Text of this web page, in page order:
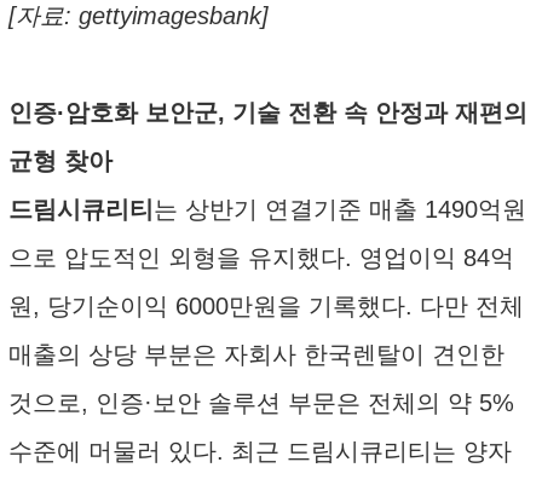
[자료: gettyimagesbank]
인증·암호화 보안군, 기술 전환 속 안정과 재편의
균형 찾아
드림시큐리티 는 상반기 연결기준 매출 1490억원
으로 압도적인 외형을 유지했다. 영업이익 84억
원, 당기순이익 6000만원을 기록했다. 다만 전체
매출의 상당 부분은 자회사 한국렌탈이 견인한
것으로, 인증·보안 솔루션 부문은 전체의 약 5%
수준에 머물러 있다. 최근 드림시큐리티는 양자